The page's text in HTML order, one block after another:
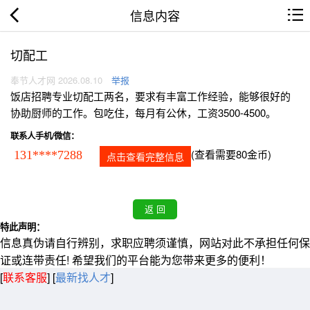
信息内容
切配工
奉节人才网 2026.08.10 举报
饭店招聘专业切配工两名，要求有丰富工作经验，能够很好的
协助厨师的工作。包吃住，每月有公休，工资3500-4500。
联系人手机/微信：
131****7288 点击查看完整信息 (查看需要80金币)
特此声明：
信息真伪请自行辨别，求职应聘须谨慎，网站对此不承担任何保
证或连带责任! 希望我们的平台能为您带来更多的便利！
[联系客服] [最新找人才]